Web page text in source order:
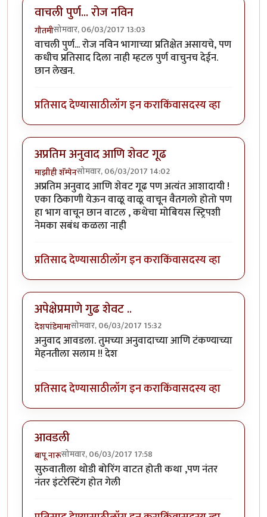
वाचली पुर्ण... रोज नविन
गौतमीसोमवार, 06/03/2017 13:03
वाचली पुर्ण... रोज नविन भागाच्या प्रतिक्षेत असायचे, पण
कधीच प्रतिसाद दिला नाही म्हटल पुर्ण वाचुनच देईन.
छान लेखन.
प्रतिसाद देण्यासाठीलॉग इन कराकिंवासदस्य व्हा
अप्रतिम अनुवाद आणि शेवट गूढ
माझीही शॅम्पेनसोमवार, 06/03/2017 14:02
अप्रतिम अनुवाद आणि शेवट गूढ पण अत्यंत आशादायी !
एका ठिकाणी येऊन वाळू वाळू वाचून वैतगलो होतो पण
हा भाग वाचून छान वाटल , कथेचा मोबियस स्ट्रिपशी
नेमका सबंध कळला नाही
प्रतिसाद देण्यासाठीलॉग इन कराकिंवासदस्य व्हा
अपेक्षेप्रमाणे गुढ शेवट ..
देशपांडेमामासोमवार, 06/03/2017 15:32
अनुवाद आवडला. तुमच्या अनुवादाच्या आणि टंकण्याच्या
मेहनतीला सलाम !! देश
प्रतिसाद देण्यासाठीलॉग इन कराकिंवासदस्य व्हा
आवडली
बापू नारूसोमवार, 06/03/2017 17:58
सुरुवातीला थोडी बोरिंग वाटत होती कथा ,पण नंतर
नंतर इंटरेस्टिंग होत गेली